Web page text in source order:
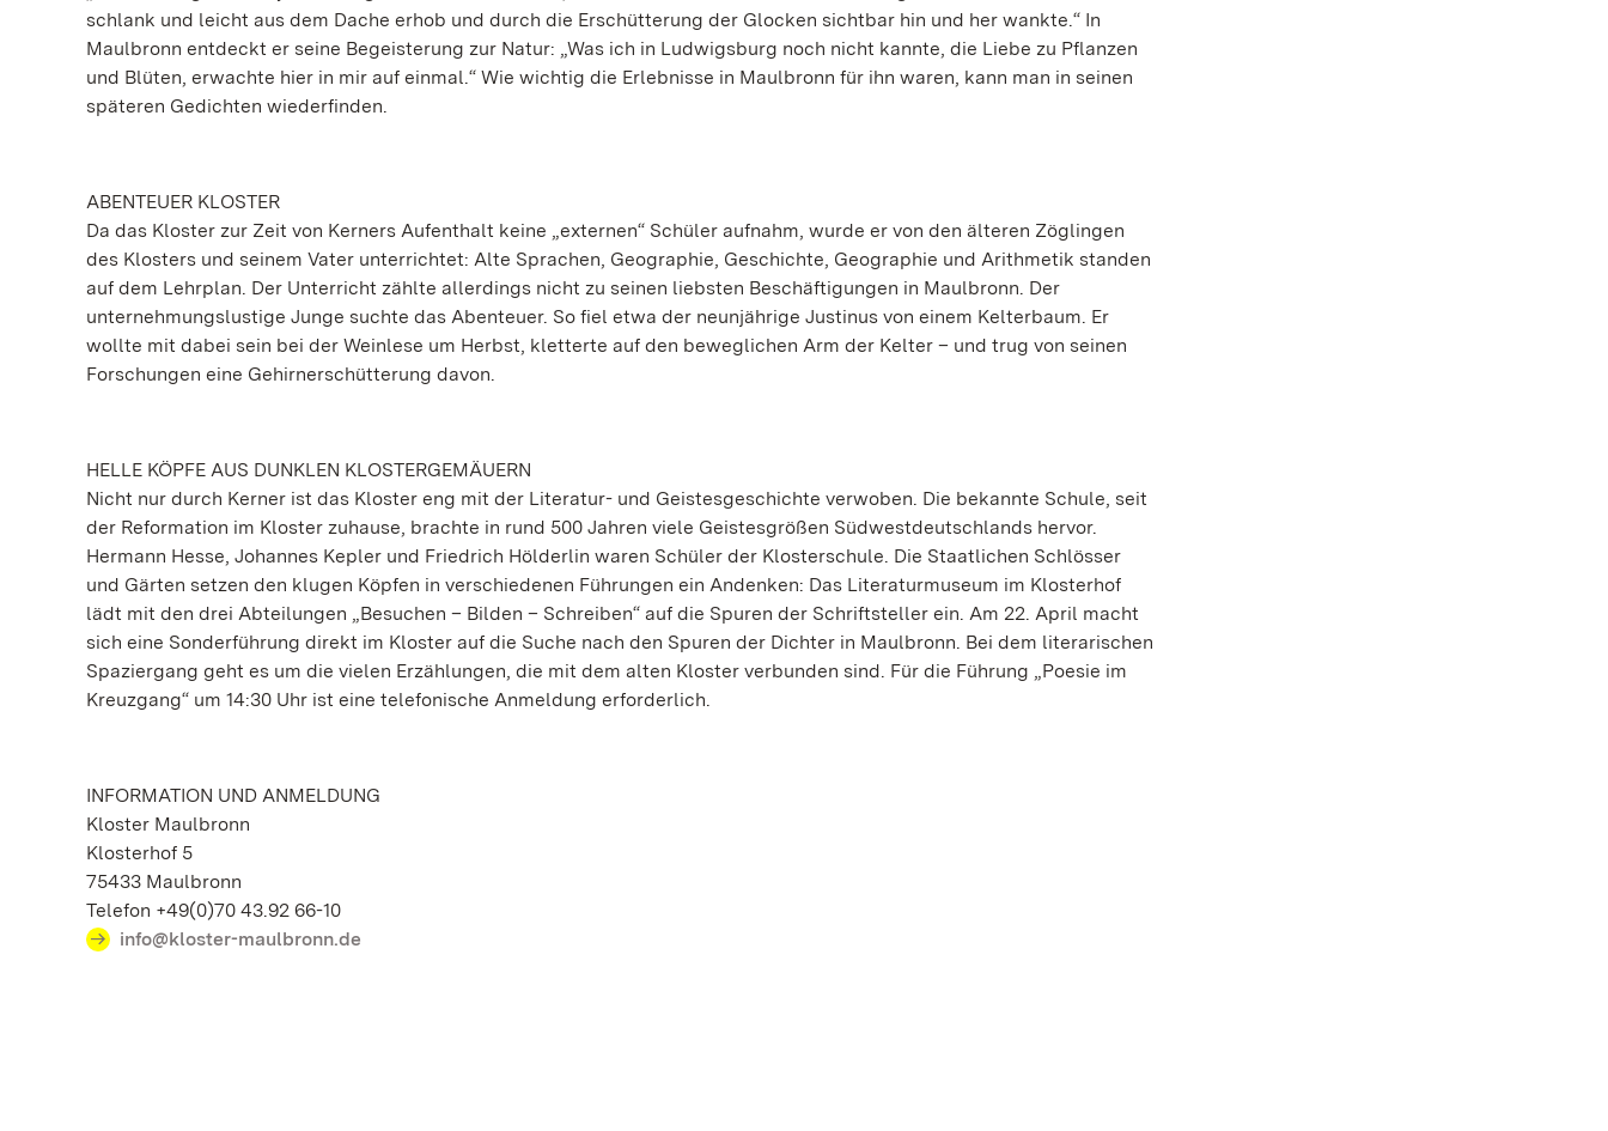
schlank und leicht aus dem Dache erhob und durch die Erschütterung der Glocken sichtbar hin und her wankte.“ In
Maulbronn entdeckt er seine Begeisterung zur Natur: „Was ich in Ludwigsburg noch nicht kannte, die Liebe zu Pflanzen
und Blüten, erwachte hier in mir auf einmal.“ Wie wichtig die Erlebnisse in Maulbronn für ihn waren, kann man in seinen
späteren Gedichten wiederfinden.
ABENTEUER KLOSTER
Da das Kloster zur Zeit von Kerners Aufenthalt keine „externen“ Schüler aufnahm, wurde er von den älteren Zöglingen
des Klosters und seinem Vater unterrichtet: Alte Sprachen, Geographie, Geschichte, Geographie und Arithmetik standen
auf dem Lehrplan. Der Unterricht zählte allerdings nicht zu seinen liebsten Beschäftigungen in Maulbronn. Der
unternehmungslustige Junge suchte das Abenteuer. So fiel etwa der neunjährige Justinus von einem Kelterbaum. Er
wollte mit dabei sein bei der Weinlese um Herbst, kletterte auf den beweglichen Arm der Kelter – und trug von seinen
Forschungen eine Gehirnerschütterung davon.
HELLE KÖPFE AUS DUNKLEN KLOSTERGEMÄUERN
Nicht nur durch Kerner ist das Kloster eng mit der Literatur- und Geistesgeschichte verwoben. Die bekannte Schule, seit
der Reformation im Kloster zuhause, brachte in rund 500 Jahren viele Geistesgrößen Südwestdeutschlands hervor.
Hermann Hesse, Johannes Kepler und Friedrich Hölderlin waren Schüler der Klosterschule. Die Staatlichen Schlösser
und Gärten setzen den klugen Köpfen in verschiedenen Führungen ein Andenken: Das Literaturmuseum im Klosterhof
lädt mit den drei Abteilungen „Besuchen – Bilden – Schreiben“ auf die Spuren der Schriftsteller ein. Am 22. April macht
sich eine Sonderführung direkt im Kloster auf die Suche nach den Spuren der Dichter in Maulbronn. Bei dem literarischen
Spaziergang geht es um die vielen Erzählungen, die mit dem alten Kloster verbunden sind. Für die Führung „Poesie im
Kreuzgang“ um 14:30 Uhr ist eine telefonische Anmeldung erforderlich.
INFORMATION UND ANMELDUNG
Kloster Maulbronn
Klosterhof 5
75433 Maulbronn
Telefon +49(0)70 43.92 66-10
info@kloster-maulbronn.de